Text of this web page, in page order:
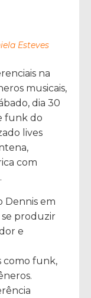
Esteves
na
musicais,
dia 30
funk do
lives
com
Dennis em
produzir
e
como funk,